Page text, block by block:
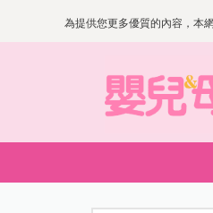
為提供您更多優質的內容，本